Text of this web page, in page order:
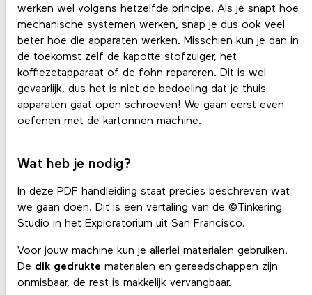
werken wel volgens hetzelfde principe. Als je snapt hoe
mechanische systemen werken, snap je dus ook veel
beter hoe die apparaten werken. Misschien kun je dan in
de toekomst zelf de kapotte stofzuiger, het
koffiezetapparaat of de föhn repareren. Dit is wel
gevaarlijk, dus het is niet de bedoeling dat je thuis
apparaten gaat open schroeven! We gaan eerst even
oefenen met de kartonnen machine.
Wat heb je nodig?
In deze PDF handleiding staat precies beschreven wat
we gaan doen. Dit is een vertaling van de ©Tinkering
Studio in het Exploratorium uit San Francisco.
Voor jouw machine kun je allerlei materialen gebruiken.
De dik gedrukte materialen en gereedschappen zijn
onmisbaar, de rest is makkelijk vervangbaar.